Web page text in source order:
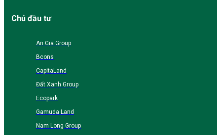
Chủ đầu tư
An Gia Group
Bcons
CapitaLand
Đất Xanh Group
Ecopark
Gamuda Land
Nam Long Group